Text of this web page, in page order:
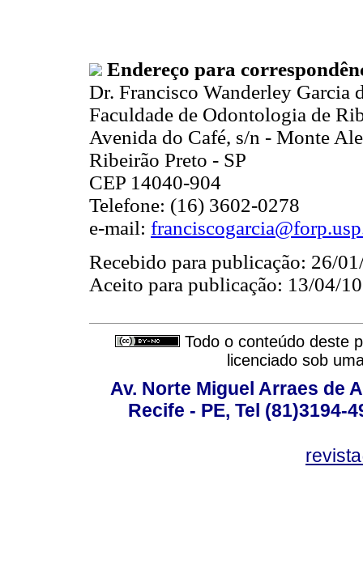
Endereço para
Dr. Francisco Wanderley Garcia
Faculdade de Odontologia de
Avenida do Café, s/n - Monte
Ribeirão Preto - SP
CEP 14040-904
Telefone: (16) 3602-0278
e-mail:
Recebido para publicação: 26/
Aceito para publicação: 13/04/10
Todo o conteúdo deste
licenciado sob
Av. Norte Miguel Arraes de
Recife - PE, Tel (81)3194-